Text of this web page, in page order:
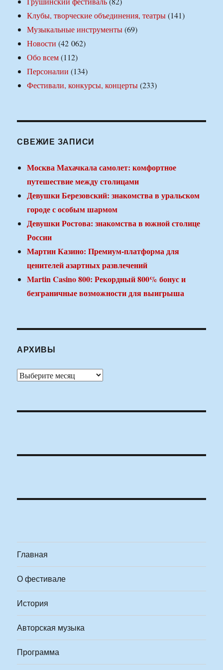
Клубы, творческие объединения, театры(141)
Музыкальные инструменты(69)
Новости (42 062)
Обо всем(112)
Персоналии (134)
Фестивали, конкурсы, концерты(233)
СВЕЖИЕ ЗАПИСИ
Москва Махачкала самолет: комфортное
путешествие между столицами
Девушки Березовский: знакомства в уральском
городе с особым шармом
Девушки Ростова: знакомства в южной столице
России
Мартин Казино: Премиум-платформа для
ценителей азартных развлечений
Martin Casino 800: Рекордный 800% бонус и
безграничные возможности для выигрыша
АРХИВЫ
Архивы
Главная
О фестивале
История
Авторская музыка
Программа